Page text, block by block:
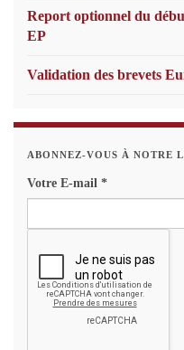
Report optionnel du
EP
Validation des brevets
ABONNEZ-VOUS À NOTRE
Votre E-mail *